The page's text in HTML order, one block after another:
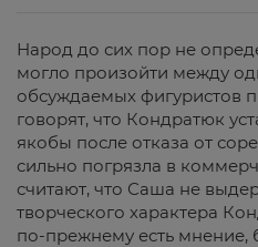
Народ до сих пор не
могло произойти между
обсуждаемых фигуристов
говорят, что Кондратюк
якобы после отказа от
сильно погрязла в
считают, что Саша не
творческого характера
по-прежнему есть мнение,